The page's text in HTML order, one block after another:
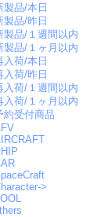
製品/本日
製品/昨日
製品/１週間以内
製品/１ヶ月以内
入荷/本日
入荷/昨日
入荷/１週間以内
入荷/１ヶ月以内
約受付商品
>